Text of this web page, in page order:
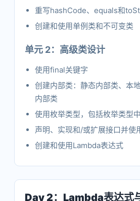
重写hashCode、equals和
创建和使用单例类和不可变类
单元 2：高级类设计
使用final关键字
创建内部类：静态内部类、本
内部类
使用枚举类型，包括枚举类型
声明、实现和/或扩展接口并使
创建和使用Lambda表达式
Day 2：Lambda表达式